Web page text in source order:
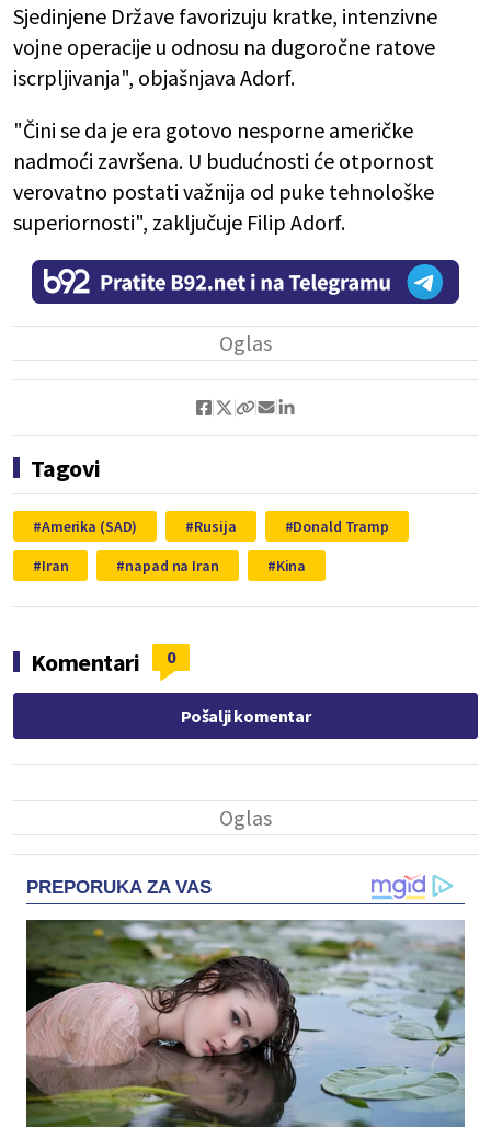
Sjedinjene Države favorizuju kratke, intenzivne
vojne operacije u odnosu na dugoročne ratove
iscrpljivanja", objašnjava Adorf.
"Čini se da je era gotovo nesporne američke
nadmoći završena. U budućnosti će otpornost
verovatno postati važnija od puke tehnološke
superiornosti", zaključuje Filip Adorf.
Tagovi
Amerika (SAD) Rusija
Donald Tramp
Iran
napad na Iran Kina
Komentari 0
Pošalji komentar
PREPORUKA ZA VAS